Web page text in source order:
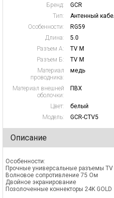
Бренд:
GCR
Тип:
Антенный
Особенности:
RG59
Длина:
5.0
Разъем А:
TV M
Разъем Б:
TV M
Материал
проводника:
медь
Материал внешней
оболочки:
ПВХ
Цвет:
белый
Модель:
GCR-CTV5
Описание
Особенности:
Прочные универсальные разъемы TV
Волновое сопротивление 75 Ом
Двойное экранирование
Позолоченные коннекторы 24K GOLD